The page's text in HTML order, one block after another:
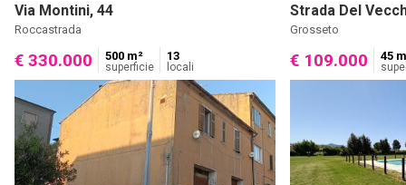
Via Montini, 44
Roccastrada
€ 330.000 500 m²
superficie
13
locali
Strada Del
Grosseto
€ 109.000 45